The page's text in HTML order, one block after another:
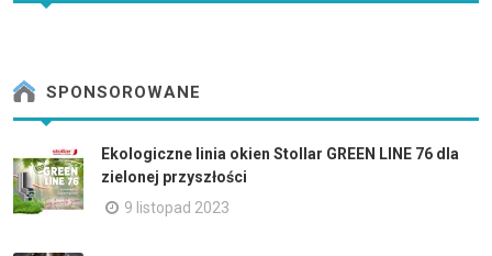
SPONSOROWANE
Ekologiczne linia okien Stollar GREEN LINE 76 dla
zielonej przyszłości
9 listopad 2023